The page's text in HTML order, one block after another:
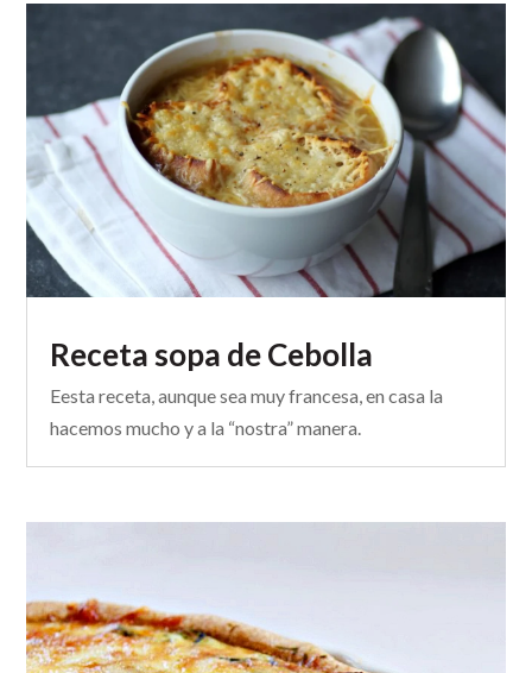
Receta sopa de Cebolla
Eesta receta, aunque sea muy francesa, en casa la
hacemos mucho y a la “nostra” manera.